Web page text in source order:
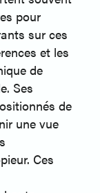
pour
sur ces
et les
de
Ses
de
une vue
Ces